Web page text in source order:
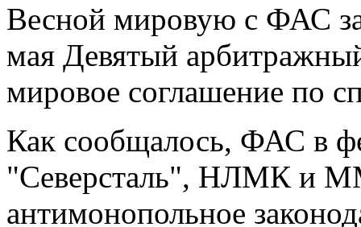
Весной мировую с ФАС
мая Девятый
мировое соглашение по
Как сообщалось, ФАС в
"Северсталь", НЛМК и
антимонопольное